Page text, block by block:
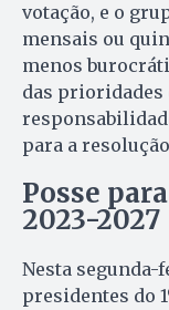
votação, e o
mensais ou
menos
das prioridades
para a
Posse
2023-2027
Nesta segunda-
presidentes do